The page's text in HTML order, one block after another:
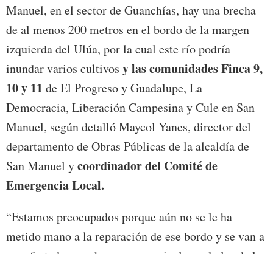
Manuel, en el sector de Guanchías, hay una brecha
de al menos 200 metros en el bordo de la margen
izquierda del Ulúa, por la cual este río podría
inundar varios cultivos y las comunidades Finca 9,
10 y 11 de El Progreso y Guadalupe, La
Democracia, Liberación Campesina y Cule en San
Manuel, según detalló Maycol Yanes, director del
departamento de Obras Públicas de la alcaldía de
San Manuel ycoordinador del Comité de
Emergencia Local.
“Estamos preocupados porque aún no se le ha
metido mano a la reparación de ese bordo y se van a